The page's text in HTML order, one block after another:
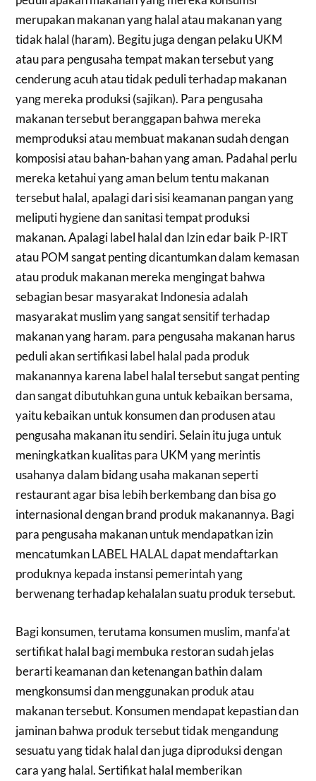
merupakan makanan yang halal atau makanan yang
tidak halal (haram). Begitu juga dengan pelaku UKM
atau para pengusaha tempat makan tersebut yang
cenderung acuh atau tidak peduli terhadap makanan
yang mereka produksi (sajikan). Para pengusaha
makanan tersebut beranggapan bahwa mereka
memproduksi atau membuat makanan sudah dengan
komposisi atau bahan-bahan yang aman. Padahal perlu
mereka ketahui yang aman belum tentu makanan
tersebut halal, apalagi dari sisi keamanan pangan yang
meliputi hygiene dan sanitasi tempat produksi
makanan. Apalagi label halal dan Izin edar baik P-IRT
atau POM sangat penting dicantumkan dalam kemasan
atau produk makanan mereka mengingat bahwa
sebagian besar masyarakat Indonesia adalah
masyarakat muslim yang sangat sensitif terhadap
makanan yang haram. para pengusaha makanan harus
peduli akan sertifikasi label halal pada produk
makanannya karena label halal tersebut sangat penting
dan sangat dibutuhkan guna untuk kebaikan bersama,
yaitu kebaikan untuk konsumen dan produsen atau
pengusaha makanan itu sendiri. Selain itu juga untuk
meningkatkan kualitas para UKM yang merintis
usahanya dalam bidang usaha makanan seperti
restaurant agar bisa lebih berkembang dan bisa go
internasional dengan brand produk makanannya. Bagi
para pengusaha makanan untuk mendapatkan izin
mencatumkan LABEL HALAL dapat mendaftarkan
produknya kepada instansi pemerintah yang
berwenang terhadap kehalalan suatu produk tersebut.
Bagi konsumen, terutama konsumen muslim, manfa’at
sertifikat halal bagi membuka restoran sudah jelas
berarti keamanan dan ketenangan bathin dalam
mengkonsumsi dan menggunakan produk atau
makanan tersebut. Konsumen mendapat kepastian dan
jaminan bahwa produk tersebut tidak mengandung
sesuatu yang tidak halal dan juga diproduksi dengan
cara yang halal. Sertifikat halal memberikan